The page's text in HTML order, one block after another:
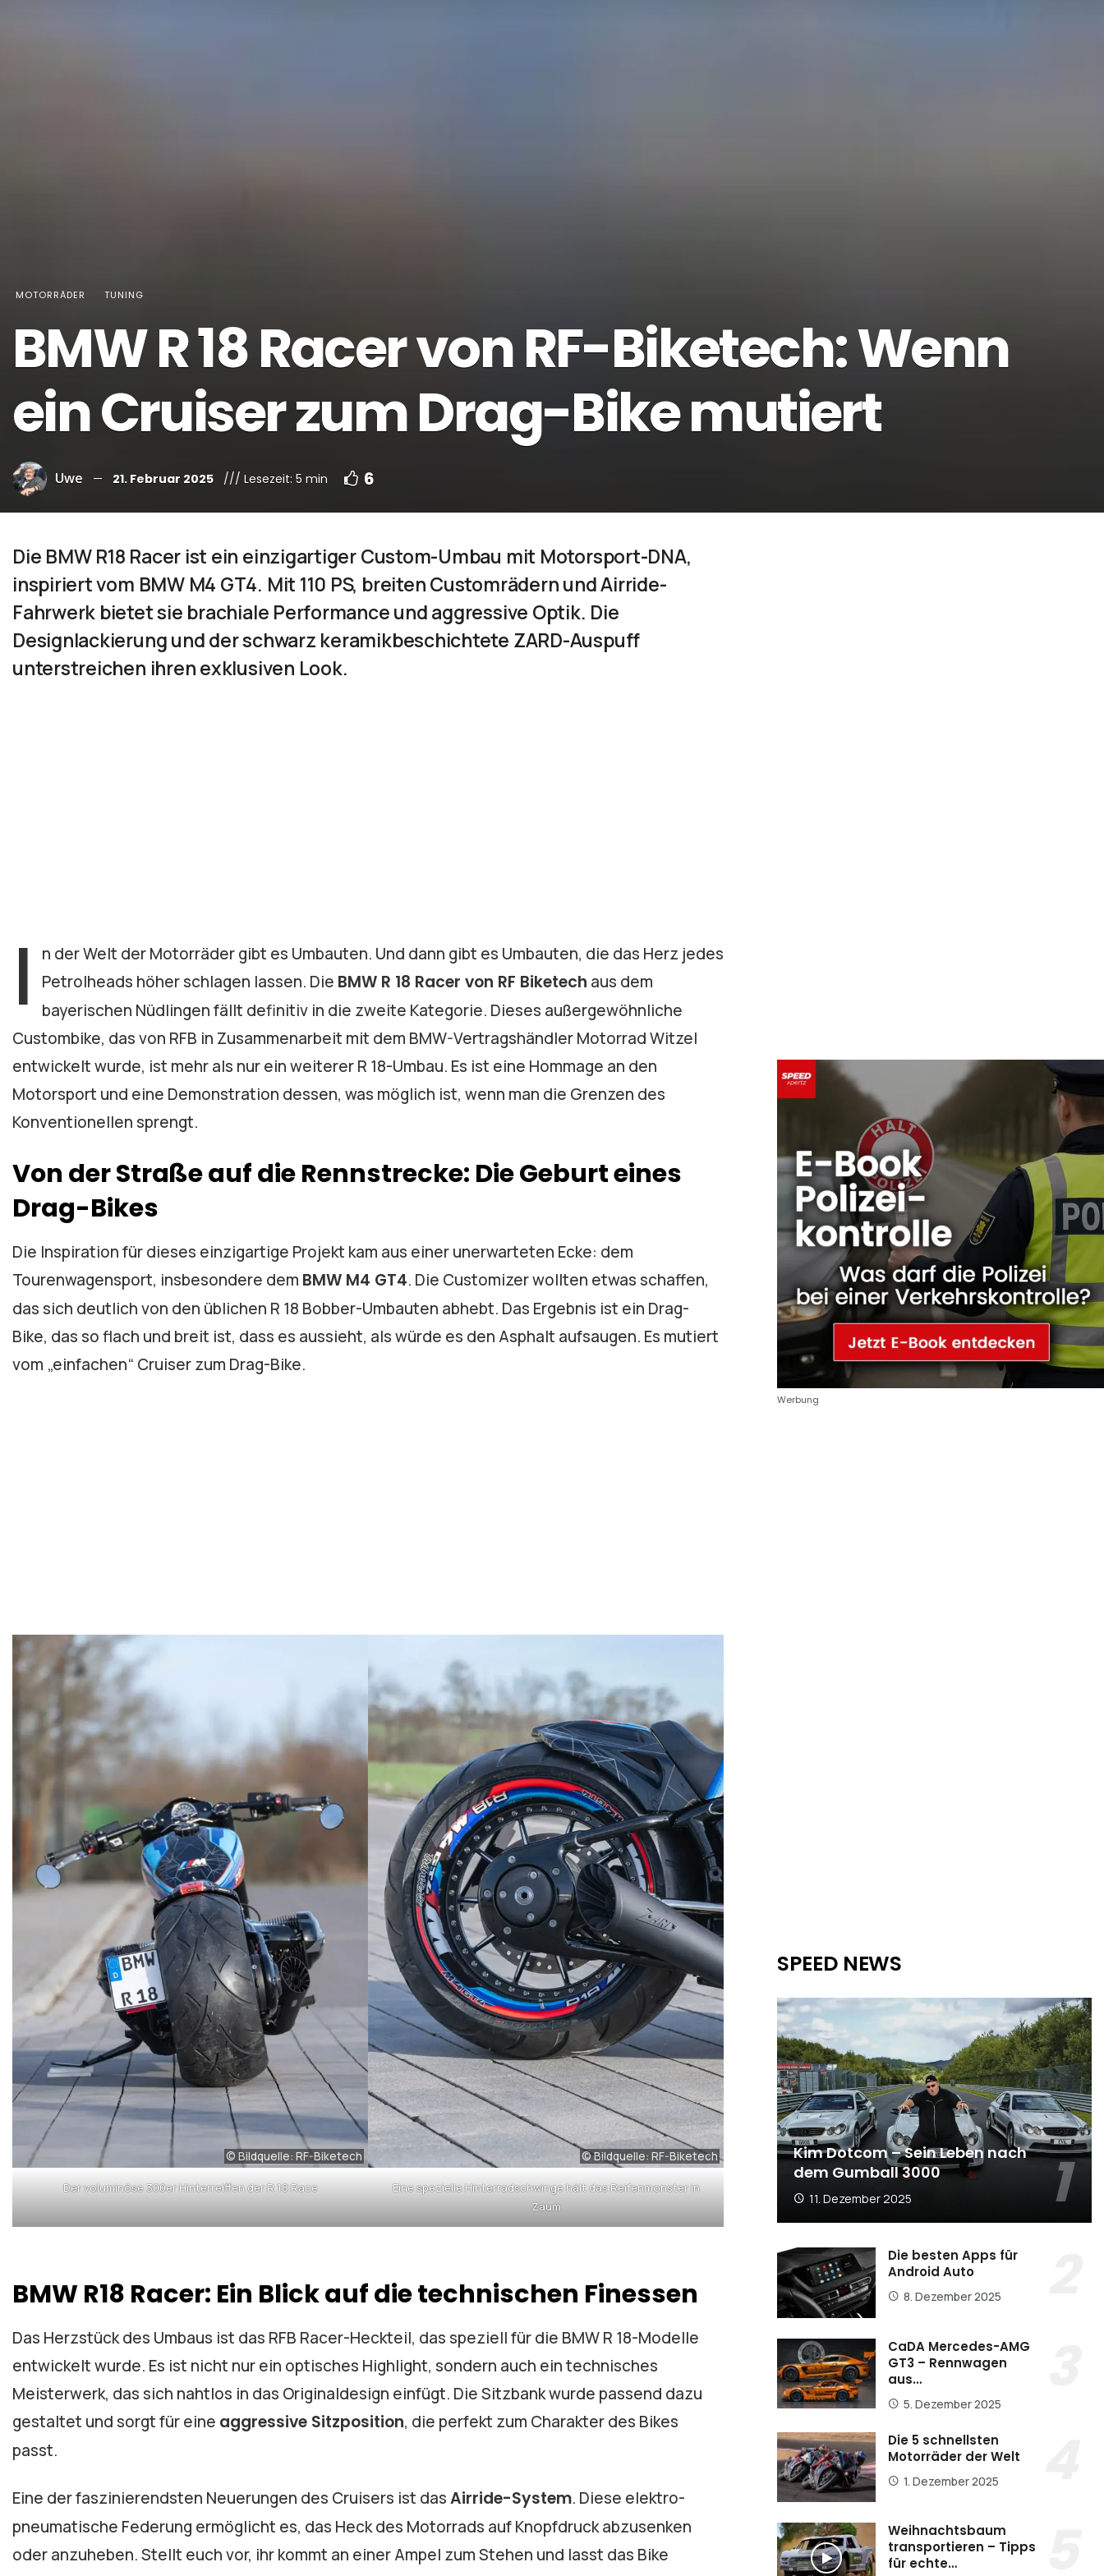
MOTORRÄDER TUNING
BMW R 18 Racer von RF-Biketech: Wenn
ein Cruiser zum Drag-Bike mutiert
Uwe 21. Februar 2025 /// Lesezeit: 5 min 6
Die BMW R18 Racer ist ein einzigartiger Custom-Umbau mit Motorsport-DNA,
inspiriert vom BMW M4 GT4. Mit 110 PS, breiten Customrädern und Airride-
Fahrwerk bietet sie brachiale Performance und aggressive Optik. Die
Designlackierung und der schwarz keramikbeschichtete ZARD-Auspuff
unterstreichen ihren exklusiven Look.
I
n der Welt der Motorräder gibt es Umbauten. Und dann gibt es Umbauten, die das Herz jedes
Petrolheads höher schlagen lassen. Die BMW R 18 Racer von RF Biketech aus dem
bayerischen Nüdlingen fällt definitiv in die zweite Kategorie. Dieses außergewöhnliche
Custombike, das von RFB in Zusammenarbeit mit dem BMW-Vertragshändler Motorrad Witzel
entwickelt wurde, ist mehr als nur ein weiterer R 18-Umbau. Es ist eine Hommage an den
Motorsport und eine Demonstration dessen, was möglich ist, wenn man die Grenzen des
Konventionellen sprengt.
Von der Straße auf die Rennstrecke: Die Geburt eines
Drag-Bikes
Die Inspiration für dieses einzigartige Projekt kam aus einer unerwarteten Ecke: dem
Tourenwagensport, insbesondere dem BMW M4 GT4. Die Customizer wollten etwas schaffen,
das sich deutlich von den üblichen R 18 Bobber-Umbauten abhebt. Das Ergebnis ist ein Drag-
Bike, das so flach und breit ist, dass es aussieht, als würde es den Asphalt aufsaugen. Es mutiert
vom „einfachen“ Cruiser zum Drag-Bike.
© Bildquelle: RF-Biketech
Der voluminöse 300er Hinterreiffen der R 18 Race
© Bildquelle: RF-Biketech
Eine spezielle Hinterradschwinge hält das Reifenmonster in
Zaum
BMW R18 Racer: Ein Blick auf die technischen Finessen
Das Herzstück des Umbaus ist das RFB Racer-Heckteil, das speziell für die BMW R 18-Modelle
entwickelt wurde. Es ist nicht nur ein optisches Highlight, sondern auch ein technisches
Meisterwerk, das sich nahtlos in das Originaldesign einfügt. Die Sitzbank wurde passend dazu
gestaltet und sorgt für eine aggressive Sitzposition, die perfekt zum Charakter des Bikes
passt.
Eine der faszinierendsten Neuerungen des Cruisers ist dasAirride-System. Diese elektro-
pneumatische Federung ermöglicht es, das Heck des Motorrads auf Knopfdruck abzusenken
oder anzuheben. Stellt euch vor, ihr kommt an einer Ampel zum Stehen und lasst das Bike
Werbung
SPEED NEWS
Kim Dotcom – Sein Leben nach
dem Gumball 3000
11. Dezember 2025
Die besten Apps für
Android Auto
8. Dezember 2025
CaDA Mercedes-AMG
GT3 – Rennwagen
aus…
5. Dezember 2025
Die 5 schnellsten
Motorräder der Welt
1. Dezember 2025
Weihnachtsbaum
transportieren – Tipps
für echte…